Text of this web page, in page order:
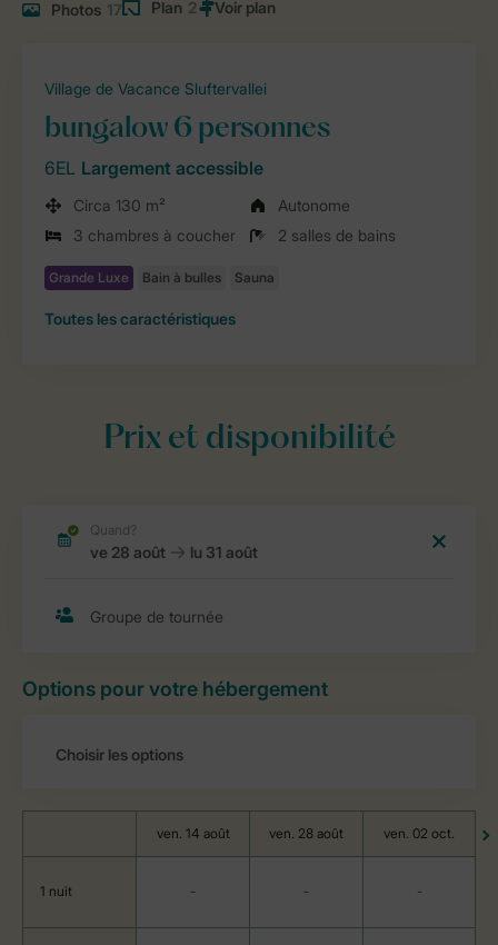
Photos 17 Plan 2
Village de Vacance Sluftervallei
bungalow 6 personnes
6EL Largement accessible
Circa 130 m²
Autonome
3 chambres à coucher
2 salles de bains
Toutes les caractéristiques
Prix et disponibilité
Options pour votre hébergement
ven. 14 août ven. 28 août ven. 02 oct.
1 nuit - - -